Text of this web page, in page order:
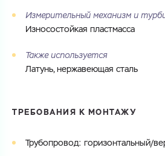
Измерительный механизм и
Износостойкая пластмасса
Также используется
Латунь, нержавеющая сталь
ТРЕБОВАНИЯ К МОНТАЖУ
Трубопровод: горизонтальный/